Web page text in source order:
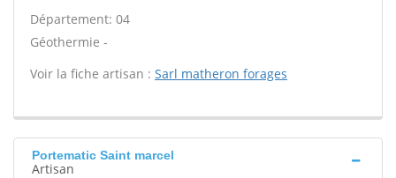
Département: 04
Géothermie -
Voir la fiche artisan : Sarl matheron forages
Portematic Saint marcel
Artisan